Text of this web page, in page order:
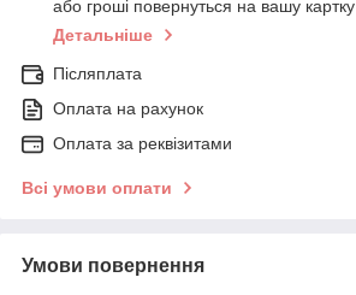
або гроші повернуться на вашу картку
Детальніше
Післяплата
Оплата на рахунок
Оплата за реквізитами
Всі умови оплати
Умови повернення